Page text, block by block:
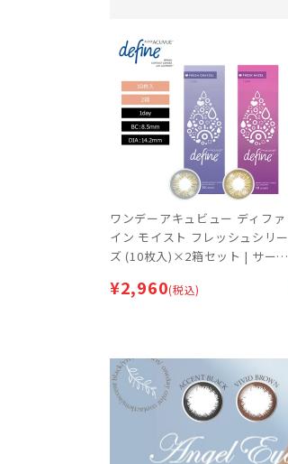
ワンデーアキュビュー ディファ
イン モイスト フレッシュシリー
ズ (10枚入)×2箱セット | サーク
¥2,960(税込)